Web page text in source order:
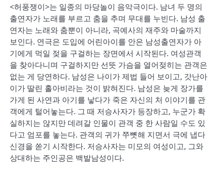
<허풍쟁이>는 일종의 마당놀이 음악극이다. 남녀 두 명의
출연자가 노래를 부르고 춤을 추며 무대를 누빈다. 남성 출
연자는 노래와 춤뿐이 아니라, 곡예사의 재주와 마술까지
보인다. 연극은 도입에 어린아이를 안은 남성출연자가 아
기에게 먹일 젖을 구걸하는 장면에서 시작된다. 여성관객
을 찾아다니며 구걸하지만 선뜻 가슴을 열어젖히는 관객은
없는 게 당연하다. 남성은 나이가 제법 들어 보이고, 갓난아
이가 딸린 홀아비라는 것이 밝혀진다. 남성은 늦게 장가를
가게 된 사연과 아기를 낳다가 죽은 자신의 처 이야기를 관
객에게 털어놓는다. 그 때 저승사자가 등장하고, 누군가 확
실하지는 않지만 데려갈 인물이 관객 중 한 사람일 수도 있
다고 엄포를 놓는다. 관객의 귀가 쭈뼛해 지면서 극에 냅다
신경을 쏟기 시작한다. 저승사자는 미모의 여성이고, 그와
상대하는 주인공은 백발남성이다.